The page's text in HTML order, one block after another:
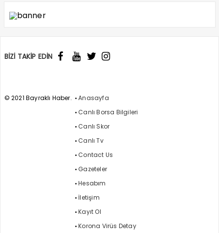
BİZİ TAKİP EDİN
© 2021 Bayraklı Haber.
Anasayfa
Canlı Borsa Bilgileri
Canlı Skor
Canlı Tv
Contact Us
Gazeteler
Hesabım
İletişim
Kayıt Ol
Korona Virüs Detay